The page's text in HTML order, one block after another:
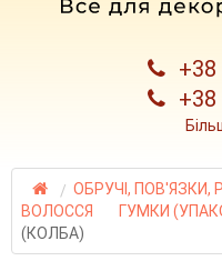
+38
+38
ОБРУЧІ, ПОВ'ЯЗКИ,
ВОЛОССЯ
ГУМКИ
(КОЛБА)